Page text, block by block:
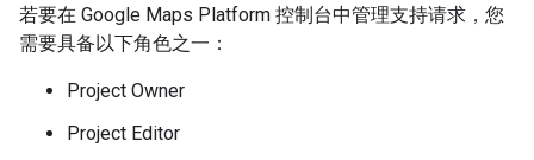
若要在 Google Maps Platform 控制台中管理支持请求，您
需要具备以下角色之一：
Project Owner
Project Editor